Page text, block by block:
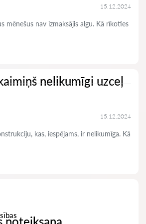
15.12.2024
mēnešus nav izmaksājis algu. Kā rīkoties
nelikumīgi uzceļ
15.12.2024
kas, iespējams, ir nelikumīga. Kā